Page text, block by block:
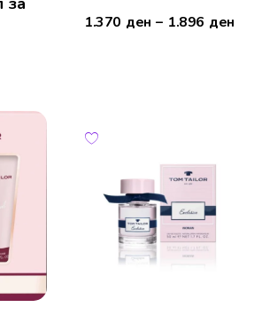
1.370 ден – 1.896 ден